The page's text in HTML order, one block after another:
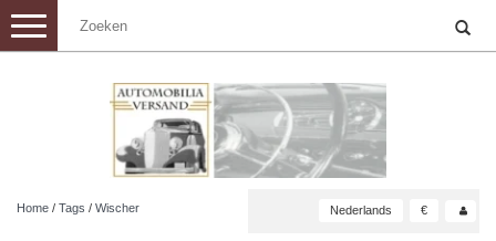
Toggle
navigation
Home / Tags / Wischer Nederlands €